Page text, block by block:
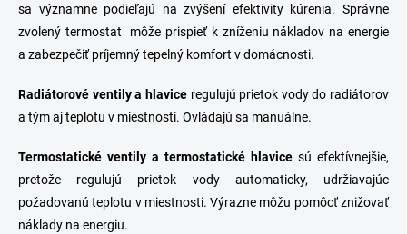
sa významne podieľajú na zvýšení efektivity kúrenia. Správne
zvolený termostat môže prispieť k zníženiu nákladov na energie
a zabezpečiť príjemný tepelný komfort v domácnosti.
Radiátorové ventily a hlaviceregulujú prietok vody do radiátorov
a tým aj teplotu v miestnosti. Ovládajú sa manuálne.
Termostatické ventily a termostatické hlavice sú efektívnejšie,
pretože regulujú prietok vody automaticky, udržiavajúc
požadovanú teplotu v miestnosti. Výrazne môžu pomôcť znižovať
náklady na energiu.